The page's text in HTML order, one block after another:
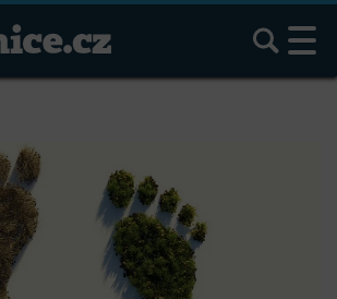
Hledat